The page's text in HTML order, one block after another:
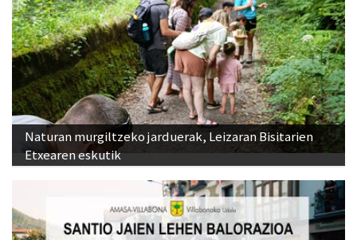
Naturan murgiltzeko jarduerak, Leizaran Bisitarien
Etxearen eskutik